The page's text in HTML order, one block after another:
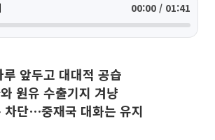
00:00 / 01:41
앞두고 대대적 공습
원유 수출기지 겨냥
차단⋯중재국 대화는 유지